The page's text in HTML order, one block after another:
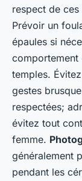
respect de
Prévoir un
épaules si
comportement
temples.
gestes
respectées;
évitez tout
femme.
généralement
pendant les